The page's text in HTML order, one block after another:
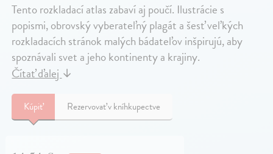
Tento rozkladací atlas zabaví aj poučí. Ilustrácie s
popismi, obrovský vyberateľný plagát a šesť veľkých
rozkladacích stránok malých bádateľov inšpirujú, aby
spoznávali svet a jeho kontinenty a krajiny.
Čítať ďalej↓
Kúpiť Rezervovať v kníhkupectve